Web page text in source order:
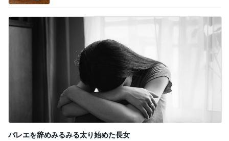
バレエを辞めみるみる太り始めた長女